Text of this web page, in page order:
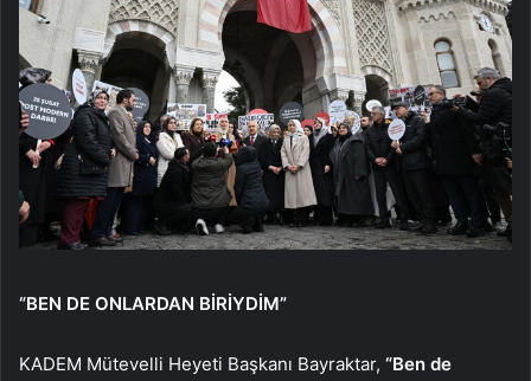
“BEN DE ONLARDAN BİRİYDİM”
KADEM Mütevelli Heyeti Başkanı Bayraktar, “Ben de